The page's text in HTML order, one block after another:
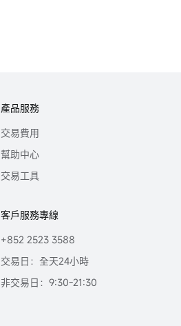
產品服務
交易費用
幫助中心
交易工具
客戶服務專線
+852 2523 3588
交易日：全天24小時
非交易日：9:30-21:30